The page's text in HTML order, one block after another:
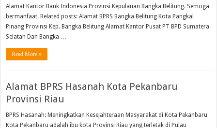
Alamat Kantor Bank Indonesia ​​Provinsi Kepulauan Bangka Belitung. Semoga
bermanfaat. Related posts: Alamat BPRS Bangka Belitung Kota Pangkal
Pinang Provinsi Kep. Bangka Belitung Alamat Kantor Pusat PT BPD Sumatera
Selatan Dan Bangka …
Read More »
Alamat BPRS Hasanah Kota Pekanbaru
Provinsi Riau
BPRS Hasanah: Meningkatkan Kesejahteraan Masyarakat di Kota Pekanbaru
Kota Pekanbaru adalah ibu kota Provinsi Riau yang terletak di Pulau